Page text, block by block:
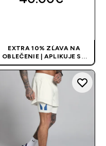
EXTRA 10% ZĽAVA NA
OBLEČENIE | APLIKUJE SA
AUTOMATICKY PRI KÚPE 3
KS